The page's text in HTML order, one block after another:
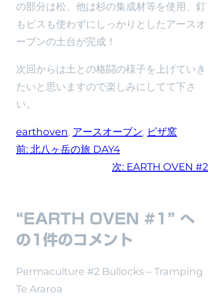
の部分は松、他は杉の集成材等を使用、釘
もビスも使わずにしっかりとしたアースオ
ーブンの土台が完成！
次回からは土との格闘の様子を上げていき
たいと思いますので楽しみにしてて下さ
い。
earthoven, アースオーブン, ピザ窯
前: 北八ヶ岳の旅 DAY4
次: EARTH OVEN #2
“EARTH OVEN #1” へ
の1件のコメント
Permaculture #2 Bullocks – Tramping
Te Araroa